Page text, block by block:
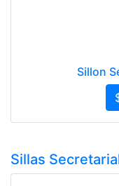
Sillon
Sillas